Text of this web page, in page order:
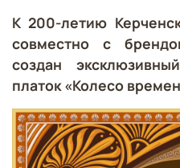
К 200-летию
совместно с
создан
платок «Колесо